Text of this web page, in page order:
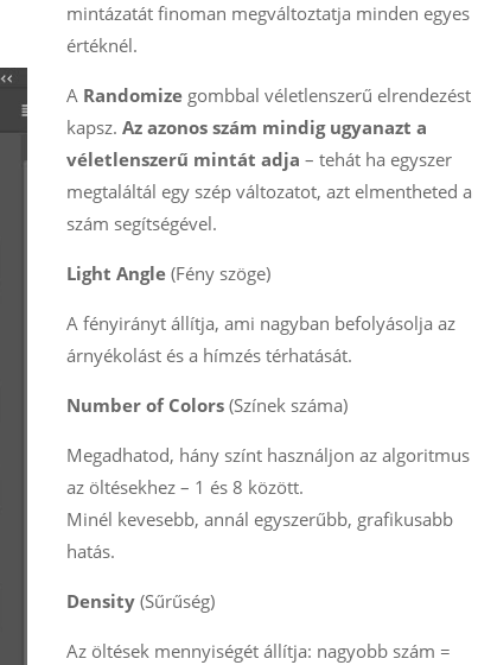
mintázatát finoman megváltoztatja minden egyes
értéknél.
A Randomizegombbal véletlenszerű elrendezést
kapsz. Az azonos szám mindig ugyanazt a
véletlenszerű mintát adja – tehát ha egyszer
megtaláltál egy szép változatot, azt elmentheted a
szám segítségével.
Light Angle(Fény szöge)
A fényirányt állítja, ami nagyban befolyásolja az
árnyékolást és a hímzés térhatását.
Number of Colors(Színek száma)
Megadhatod, hány színt használjon az algoritmus
az öltésekhez – 1 és 8 között.
Minél kevesebb, annál egyszerűbb, grafikusabb
hatás.
Density(Sűrűség)
Az öltések mennyiségét állítja: nagyobb szám =